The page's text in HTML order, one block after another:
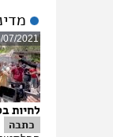
07/2021
לחיות
כתבה